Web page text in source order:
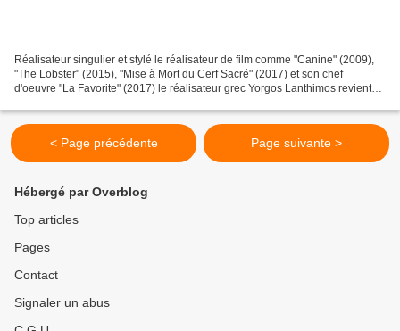
Réalisateur singulier et stylé le réalisateur de film comme "Canine" (2009),
"The Lobster" (2015), "Mise à Mort du Cerf Sacré" (2017) et son chef
d'oeuvre "La Favorite" (2017) le réalisateur grec Yorgos Lanthimos revient
< Page précédente Page suivante >
Hébergé par Overblog
Top articles
Pages
Contact
Signaler un abus